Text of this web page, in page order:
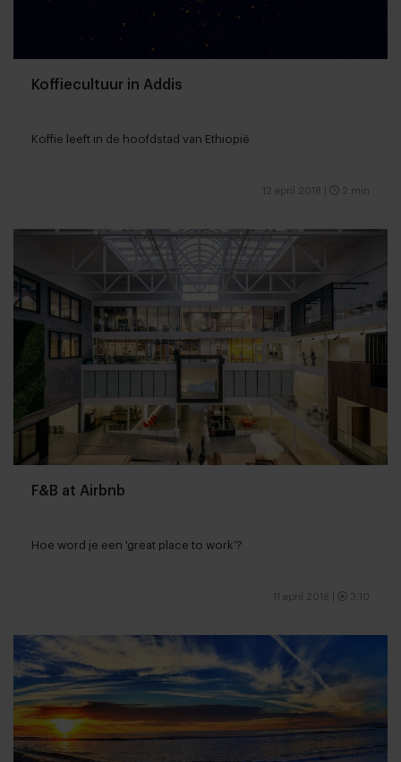
Koffiecultuur in Addis
Koffie leeft in de hoofdstad van Ethiopië
12 april 2018 2 min
F&B at Airbnb
Hoe word je een 'great place to work’?
11 april 2018 3:10